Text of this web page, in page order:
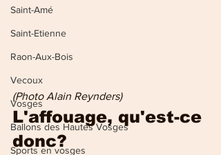
Saint-Amé
Saint-Etienne
Raon-Aux-Bois
Vecoux
Vosges
Ballons des Hautes Vosges
Sports en vosges
(Photo Alain Reynders)
L'affouage, qu'est-ce
donc?